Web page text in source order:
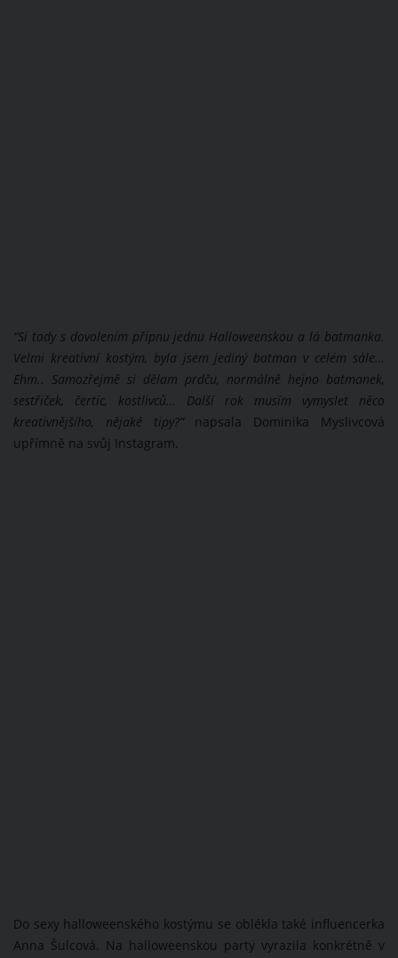
“Si tady s dovolením připnu jednu Halloweenskou a lá batmanka.
Velmi kreativní kostým, byla jsem jediný batman v celém sále…
Ehm.. Samozřejmě si dělam prdču, normálně hejno batmanek,
sestřiček, čertic, kostlivců… Další rok musím vymyslet něco
kreativnějšího, nějaké tipy?”napsala Dominika Myslivcová
upřímně na svůj Instagram.
Do sexy halloweenského kostýmu se oblékla také influencerka
Anna Šulcová. Na halloweenskou party vyrazila konkrétně v